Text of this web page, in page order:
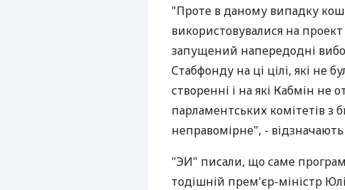
"Проте в даному випадку
використовувалися на
запущений напередодні
Стабфонду на ці цілі, які не
створенні і на які Кабмін не
парламентських комітетів з
неправомірне", -
"ЭИ" писали, що саме
тодішній прем'єр-міністр